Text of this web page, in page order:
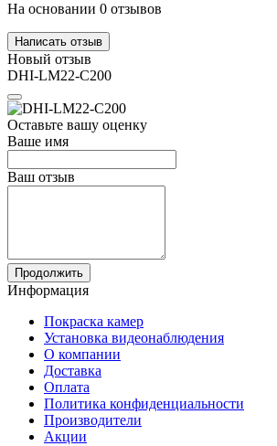
На основании 0 отзывов
Написать отзыв
Новый отзыв
DHI-LM22-C200
Оставьте вашу оценку
Ваше имя
Ваш отзыв
Продолжить
Информация
Покраска камер
Установка видеонаблюдения
О компании
Доставка
Оплата
Политика конфиденциальности
Производители
Акции